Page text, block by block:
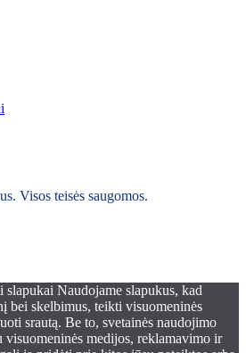
Visos teisės saugomos.
slapukai Naudojame slapukus, kad
bei skelbimus, teikti visuomeninės
srautą. Be to, svetainės naudojimo
visuomeninės medijos, reklamavimo ir